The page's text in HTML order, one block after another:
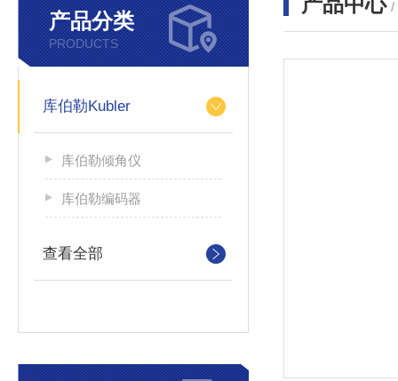
产品分类
PRODUCTS
库伯勒Kubler
库伯勒倾角仪
库伯勒编码器
查看全部
/